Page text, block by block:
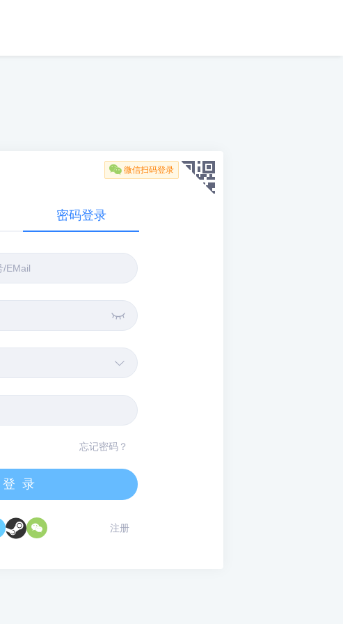
 微信扫码登录
密码登录


忘记密码？
登录
 注册